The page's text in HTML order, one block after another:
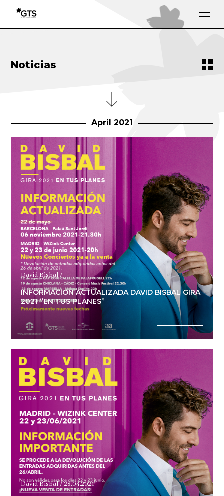
Noticias
April 2021
David Bisbal /
INFORMACION ACTUALIZADA DAVID BISBAL GIRA
2021 “EN TUS PLANES”
David Bisbal / 28.04.2021